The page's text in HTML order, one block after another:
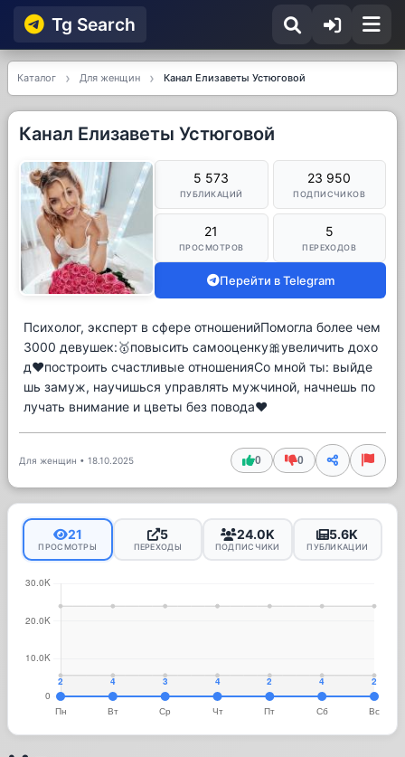
Tg Searсh
Каталог Для женщин Канал Елизаветы Устюговой
Канал Елизаветы Устюговой
5 573
ПУБЛИКАЦИЙ
23 950
ПОДПИСЧИКОВ
21
ПРОСМОТРОВ
5
ПЕРЕХОДОВ
Перейти в Telegram
Психолог, эксперт в сфере отношенийПомогла более чем
3000 девушек:🥇повысить самооценку🎀увеличить дохо
д❤️построить счастливые отношенияСо мной ты: выйде
шь замуж, научишься управлять мужчиной, начнешь по
лучать внимание и цветы без повода❤️
Для женщин • 18.10.2025 0 0
21
ПРОСМОТРЫ
5
ПЕРЕХОДЫ
24.0K
ПОДПИСЧИКИ
5.6K
ПУБЛИКАЦИИ